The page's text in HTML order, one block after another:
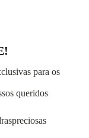
para os
queridos